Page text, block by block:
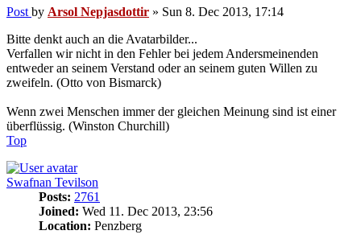
Post by Arsol Nepjasdottir » Sun 8. Dec 2013, 17:14
Bitte denkt auch an die Avatarbilder...
Verfallen wir nicht in den Fehler bei jedem Andersmeinenden
entweder an seinem Verstand oder an seinem guten Willen zu
zweifeln. (Otto von Bismarck)
Wenn zwei Menschen immer der gleichen Meinung sind ist einer
überflüssig. (Winston Churchill)
Top
Swafnan Tevilson
Posts: 2761
Joined: Wed 11. Dec 2013, 23:56
Location: Penzberg